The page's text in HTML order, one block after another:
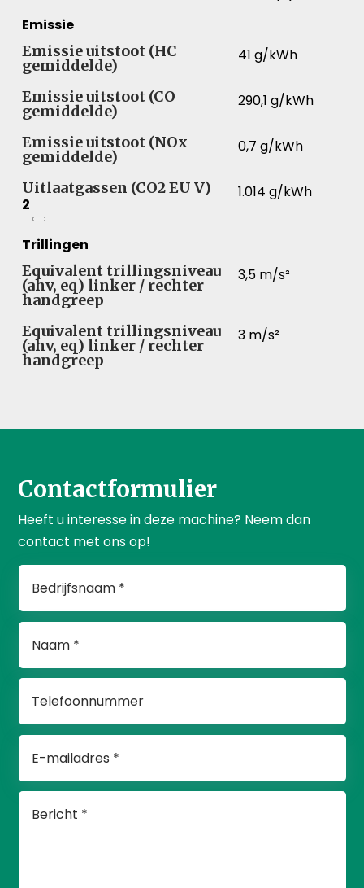
Emissie
Emissie uitstoot (HC
gemiddelde)
41 g/kWh
Emissie uitstoot (CO
gemiddelde)
290,1 g/kWh
Emissie uitstoot (NOx
gemiddelde)
0,7 g/kWh
Uitlaatgassen (CO2 EU V)
2
1.014 g/kWh
Trillingen
Equivalent trillingsniveau
(ahv, eq) linker / rechter
handgreep
3,5 m/s²
Equivalent trillingsniveau
(ahv, eq) linker / rechter
handgreep
3 m/s²
Contactformulier
Heeft u interesse in deze machine? Neem dan
contact met ons op!